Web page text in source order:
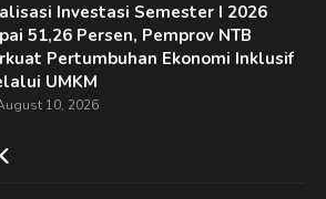
Investasi Semester I 2026
51,26 Persen, Pemprov NTB
Pertumbuhan Ekonomi Inklusif
UMKM
10, 2026